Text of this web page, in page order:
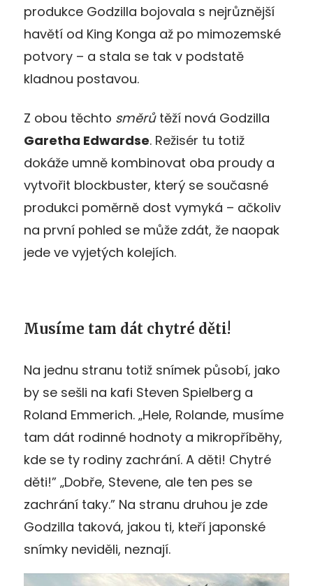
produkce Godzilla bojovala s nejrůznější
havětí od King Konga až po mimozemské
potvory – a stala se tak v podstatě
kladnou postavou.
Z obou těchto směrůtěží nová Godzilla
Garetha Edwardse. Režisér tu totiž
dokáže umně kombinovat oba proudy a
vytvořit blockbuster, který se současné
produkci poměrně dost vymyká – ačkoliv
na první pohled se může zdát, že naopak
jede ve vyjetých kolejích.
Musíme tam dát chytré děti!
Na jednu stranu totiž snímek působí, jako
by se sešli na kafi Steven Spielberg a
Roland Emmerich. „Hele, Rolande, musíme
tam dát rodinné hodnoty a mikropříběhy,
kde se ty rodiny zachrání. A děti! Chytré
děti!” „Dobře, Stevene, ale ten pes se
zachrání taky.” Na stranu druhou je zde
Godzilla taková, jakou ti, kteří japonské
snímky neviděli, neznají.